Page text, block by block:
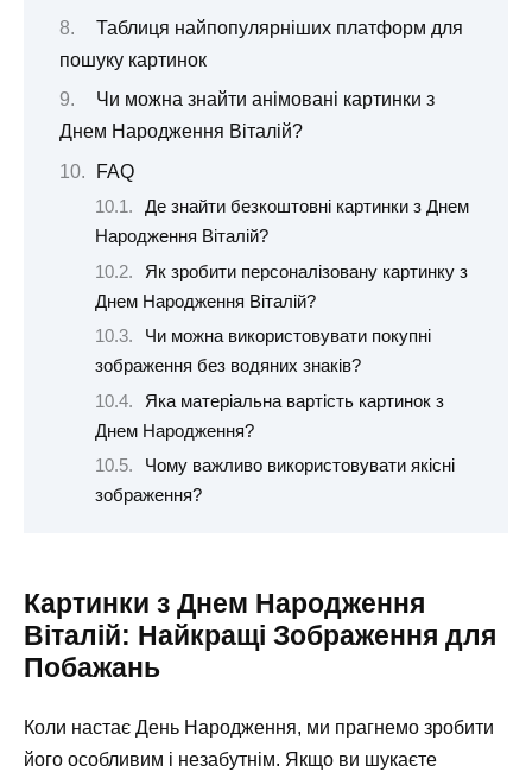
Таблиця найпопулярніших платформ для
пошуку картинок
Чи можна знайти анімовані картинки з
Днем Народження Віталій?
FAQ
Де знайти безкоштовні картинки з Днем
Народження Віталій?
Як зробити персоналізовану картинку з
Днем Народження Віталій?
Чи можна використовувати покупні
зображення без водяних знаків?
Яка матеріальна вартість картинок з
Днем Народження?
Чому важливо використовувати якісні
зображення?
Картинки з Днем Народження
Віталій: Найкращі Зображення для
Побажань
Коли настає День Народження, ми прагнемо зробити
його особливим і незабутнім. Якщо ви шукаєте